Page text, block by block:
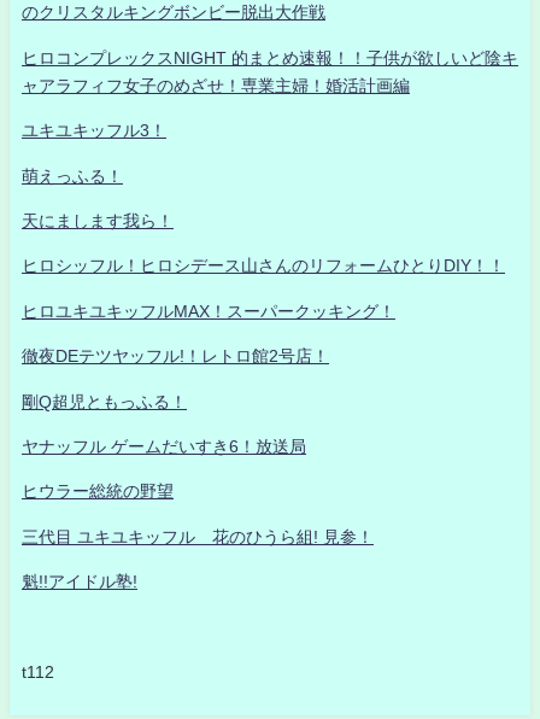
のクリスタルキングボンビー脱出大作戦
ヒロコンプレックスNIGHT 的まとめ速報！！子供が欲しいど陰キ
ャアラフィフ女子のめざせ！専業主婦！婚活計画編
ユキユキッフル3！
萌えっふる！
天にまします我ら！
ヒロシッフル！ヒロシデース山さんのリフォームひとりDIY！！
ヒロユキユキッフルMAX！スーパークッキング！
徹夜DEテツヤッフル!！レトロ館2号店！
剛Q超児ともっふる！
ヤナッフル ゲームだいすき6！放送局
ヒウラー総統の野望
三代目 ユキユキッフル 花のひうら組! 見参！
魁!!アイドル塾!
t112